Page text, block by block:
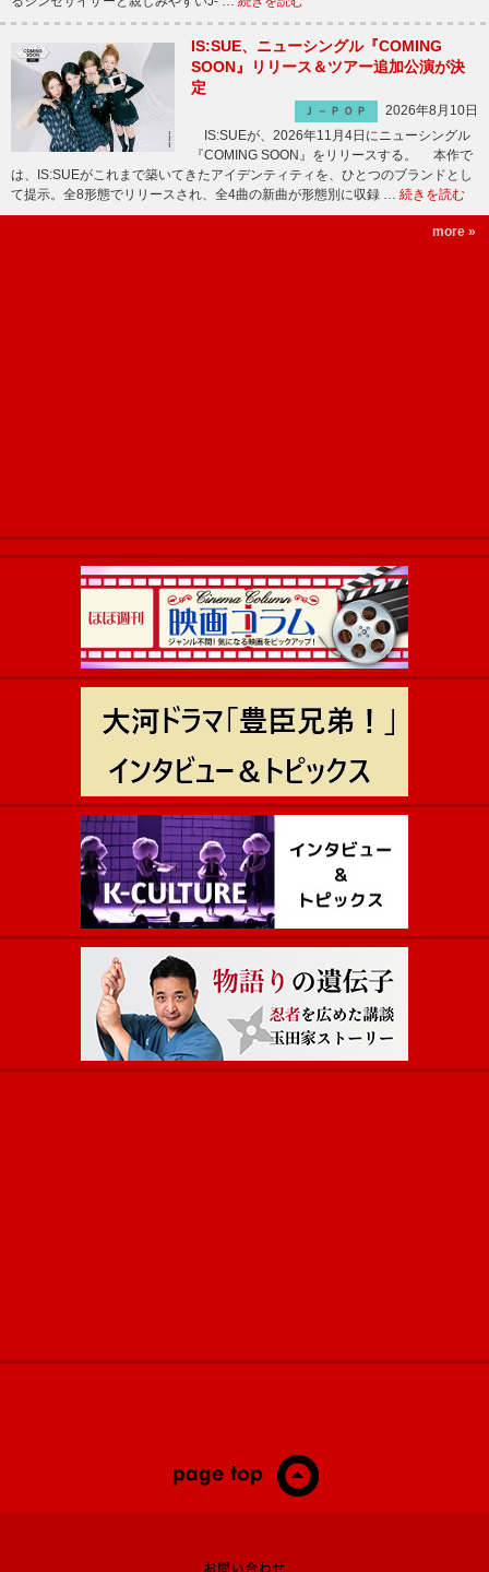
IS:SUE、ニューシングル『COMING
SOON』リリース＆ツアー追加公演が決
定
Ｊ－ＰＯＰ
2026年8月10日
IS:SUEが、2026年11月4日にニューシングル
『COMING SOON』をリリースする。 本作で
は、IS:SUEがこれまで築いてきたアイデンティティを、ひとつのブランドとし
て提示。全8形態でリリースされ、全4曲の新曲が形態別に収録 … 続きを読む
more »